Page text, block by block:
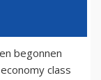
begonnen
class